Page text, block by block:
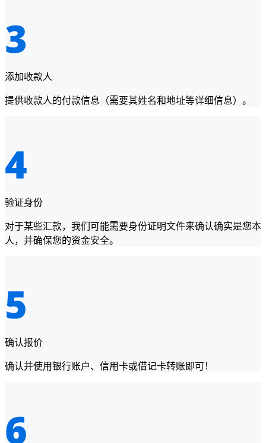
添加收款人
提供收款人的付款信息（需要其姓名和地址等详细信息）。
验证身份
对于某些汇款，我们可能需要身份证明文件来确认确实是您本
人，并确保您的资金安全。
确认报价
确认并使用银行账户、信用卡或借记卡转账即可！